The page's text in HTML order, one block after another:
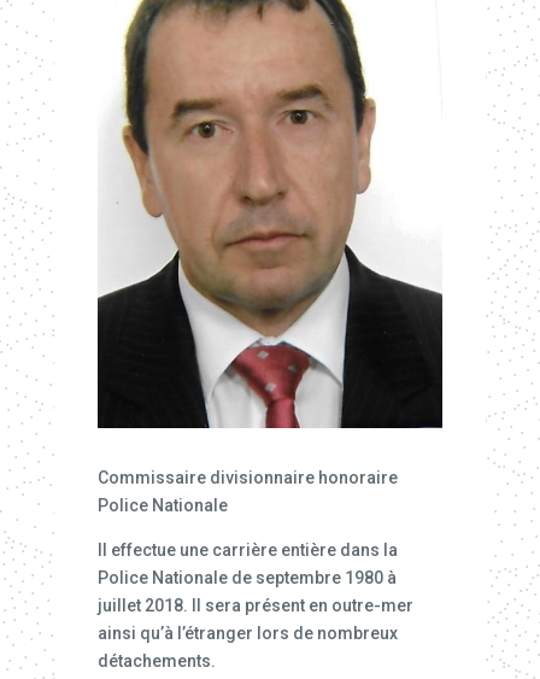
Commissaire divisionnaire honoraire
Police Nationale
Il effectue une carrière entière dans la
Police Nationale de septembre 1980 à
juillet 2018. Il sera présent en outre-mer
ainsi qu’à l’étranger lors de nombreux
détachements.